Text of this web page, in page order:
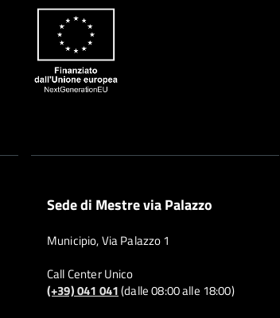
Sede di Mestre via Palazzo
Municipio, Via Palazzo 1
Call Center Unico
(+39) 041 041(dalle 08:00 alle 18:00)